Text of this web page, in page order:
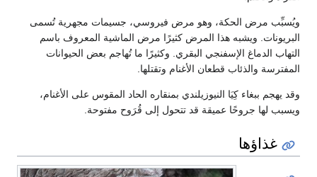
ويُسبِّب مرض الحكة، وهو مرض فيروسي، جسيمات مجهرية تُسمى
البريونات. ويشبه هذا المرض كثيرًا مرض الماشية المعروف باسم
التهاب الدماغ الإسفنجي البقري. وكثيرًا ما تُهاجم بعض الحيوانات
المفترسة والذئاب قطعان الأغنام وتقتلها.
وقد يهجم ببغاء كِيَا النيوزيلندي بمنقاره الحاد المقوس على الأغنام،
ويسبب لها جروحًا عميقة قد تتحول إلى قُرَوح مفتوحة.
غذاؤها